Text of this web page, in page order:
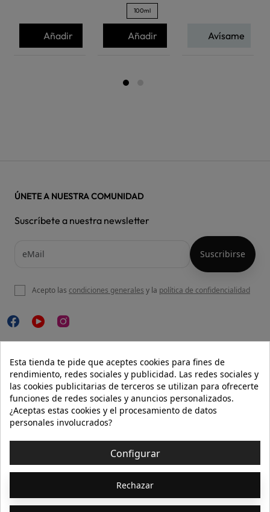
Añadir
100ml
Añadir Avísame
NUESTRA WEB
AYUDA
INFORMACIÓN 
ÚNETE A NUESTRA COMUNIDAD
Suscríbete a nuestra newsletter
Acepto las condiciones generales y la política de confidencialidad
Esta tienda te pide que aceptes cookies para fines de
rendimiento, redes sociales y publicidad. Las redes sociales y
las cookies publicitarias de terceros se utilizan para ofrecerte
funciones de redes sociales y anuncios personalizados.
¿Aceptas estas cookies y el procesamiento de datos
personales involucrados?
Configurar
Rechazar